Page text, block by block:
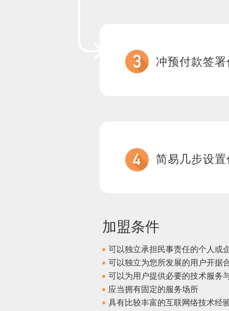
冲预付款签
简易几步设
加盟条件
可以独立承担民事责任的个人或
可以独立为您所发展的用户开据
可以为用户提供必要的技术服务
应当拥有固定的服务场所
具有比较丰富的互联网络技术经